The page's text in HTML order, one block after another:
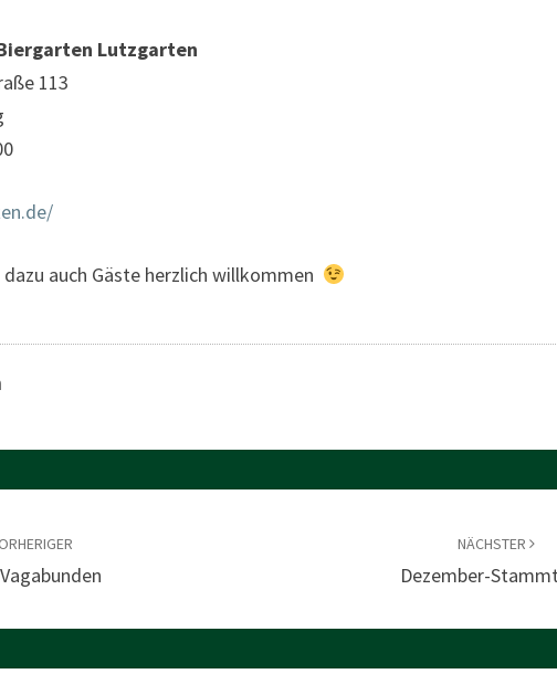
Lutzgarten
113
auch Gäste herzlich willkommen
NÄCHSTER
Dezember-